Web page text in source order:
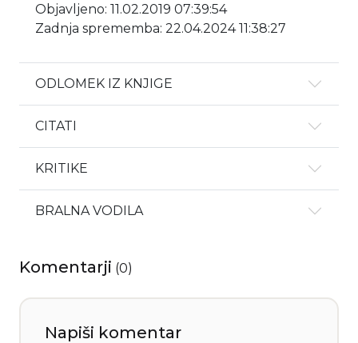
Objavljeno: 11.02.2019 07:39:54
Zadnja sprememba: 22.04.2024 11:38:27
ODLOMEK IZ KNJIGE
CITATI
KRITIKE
BRALNA VODILA
Komentarji (0)
Napiši komentar